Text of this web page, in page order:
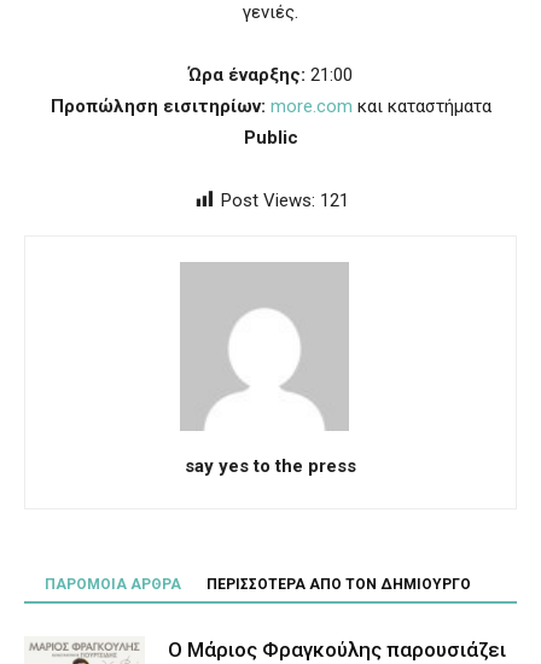
γενιές.
Ώρα έναρξης: 21:00
Προπώληση εισιτηρίων: more.com και καταστήματα
Public
Post Views: 121
say yes to the press
ΠΑΡΟΜΟΙΑ ΑΡΘΡΑ ΠΕΡΙΣΣΟΤΕΡΑ ΑΠΟ ΤΟΝ ΔΗΜΙΟΥΡΓΟ
Ο Μάριος Φραγκούλης παρουσιάζει